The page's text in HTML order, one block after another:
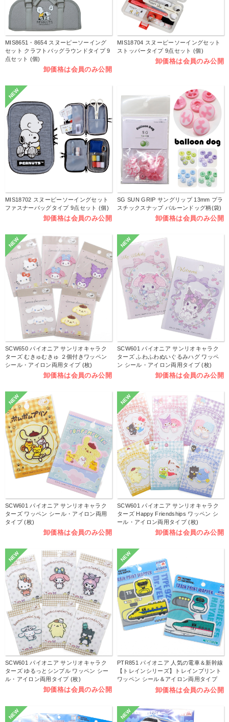
MIS8651・8654 スヌーピーソーイング
セット クラフトバッグラウンドタイプ 9
点セット (個)
卸価格は会員のみ公開
MIS18704 スヌーピーソーイングセット
ストッパータイプ 9点セット (個)
卸価格は会員のみ公開
NEW
MIS18702 スヌーピーソーイングセット
ファスナーバッグタイプ 9点セット (個)
卸価格は会員のみ公開
SG SUN GRIP サングリップ 13mm プラ
スチックスナップ バルーンドッグ柄(袋)
卸価格は会員のみ公開
NEW
SCW650 パイオニア サンリオキャラク
ターズ むきゅむきゅ ２個付きワッペン
シール・アイロン両用タイプ (枚)
卸価格は会員のみ公開
NEW
SCW601 パイオニア サンリオキャラク
ターズ ふわふわぬいぐるみハグ ワッペ
ン シール・アイロン両用タイプ (枚)
卸価格は会員のみ公開
NEW
SCW601 パイオニア サンリオキャラク
ターズ ワッペン シール・アイロン両用
タイプ (枚)
卸価格は会員のみ公開
NEW
SCW601 パイオニア サンリオキャラク
ターズ Happy Friendships ワッペン シ
ール・アイロン両用タイプ (枚)
卸価格は会員のみ公開
NEW
SCW601 パイオニア サンリオキャラク
ターズ ゆるっとシンプル ワッペン シー
ル・アイロン両用タイプ (枚)
卸価格は会員のみ公開
NEW
PTR851 パイオニア 人気の電車＆新幹線
【トレインシリーズ】トレインプリント
ワッペン シール＆アイロン両用タイプ
卸価格は会員のみ公開
NEW NEW